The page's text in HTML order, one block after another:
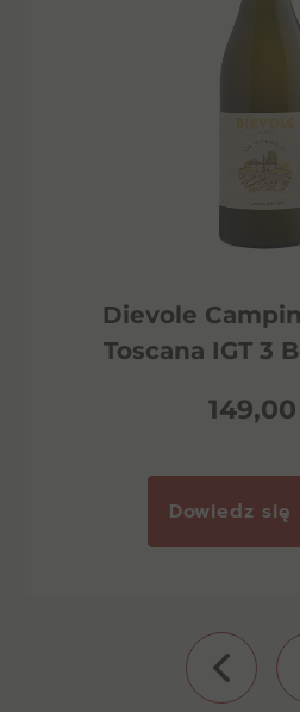
Dievole
Toscana IGT 3
149,00
Dowiedz się